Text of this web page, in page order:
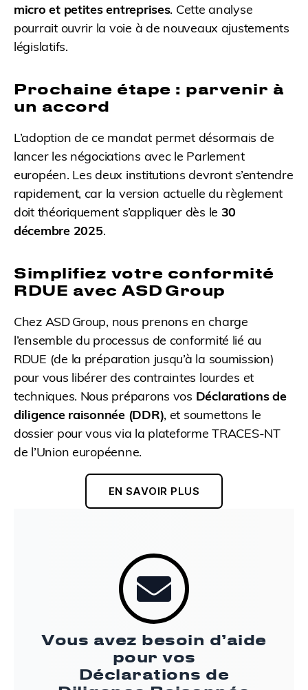
micro et petites entreprises. Cette analyse
pourrait ouvrir la voie à de nouveaux ajustements
législatifs.
Prochaine étape : parvenir à
un accord
L’adoption de ce mandat permet désormais de
lancer les négociations avec le Parlement
européen. Les deux institutions devront s’entendre
rapidement, car la version actuelle du règlement
doit théoriquement s’appliquer dès le 30
décembre 2025.
Simplifiez votre conformité
RDUE avec ASD Group
Chez ASD Group, nous prenons en charge
l’ensemble du processus de conformité lié au
RDUE (de la préparation jusqu’à la soumission)
pour vous libérer des contraintes lourdes et
techniques. Nous préparons vos Déclarations de
diligence raisonnée (DDR), et soumettons le
dossier pour vous via la plateforme TRACES‑NT
de l’Union européenne.
EN SAVOIR PLUS
Vous avez besoin d’aide
pour vos
Déclarations de